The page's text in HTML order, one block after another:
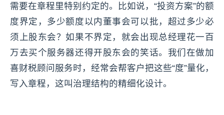
需要在章程里特别约定的。比如说，“投资方案”的额
度界定，多少额度以内董事会可以批，超过多少必
须上股东会？如果不界定，就会出现总经理花一百
万去买个服务器还得开股东会的笑话。我们在做加
喜财税顾问服务时，经常会帮客户把这些“度”量化，
写入章程，这叫治理结构的精细化设计。